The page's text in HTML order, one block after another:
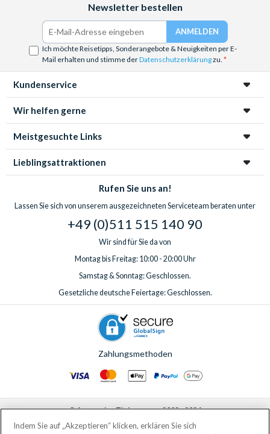
Newsletter bestellen
Ich möchte Reisetipps, Sonderangebote & Neuigkeiten per E-
Mail erhalten und stimme derDatenschutzerklärungzu.
Kundenservice
Wir helfen gerne
Meistgesuchte Links
Lieblingsattraktionen
Rufen Sie uns an!
Lassen Sie sich von unserem ausgezeichneten Serviceteam beraten unter
+49 (0)511 515 140 90
Wir sind für Sie da von
Montag bis Freitag: 10:00 - 20:00 Uhr
Samstag & Sonntag: Geschlossen.
Gesetzliche deutsche Feiertage: Geschlossen.
Zahlungsmethoden
© AttractionTickets.com 2002 - 2026
Eingetragener Firmensitz: 2nd Floor Nucleus House, 2 Lower Mortlake Road,
Indem Sie auf „Akzeptieren“ klicken, erklären Sie sich